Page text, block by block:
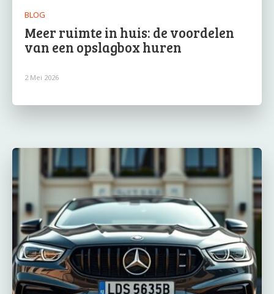
BLOG
Meer ruimte in huis: de voordelen
van een opslagbox huren
2 Mei 2026